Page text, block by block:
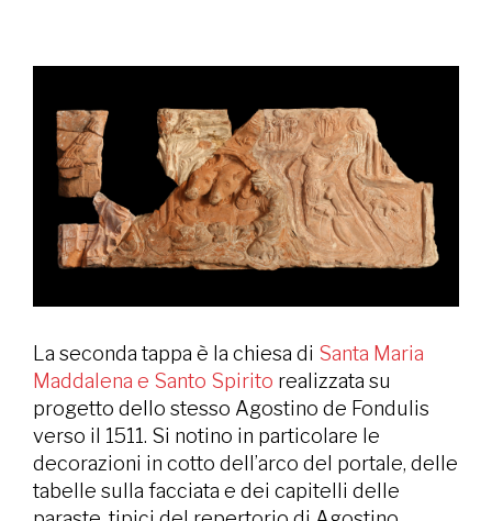
La seconda tappa è la chiesa di Santa Maria
Maddalena e Santo Spirito realizzata su
progetto dello stesso Agostino de Fondulis
verso il 1511. Si notino in particolare le
decorazioni in cotto dell’arco del portale, delle
tabelle sulla facciata e dei capitelli delle